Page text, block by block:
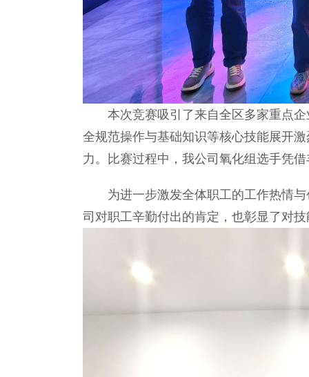
本次竞赛吸引了来自全区多家重点
全规范操作与基础知识等核心技能展开
力。比赛过程中，我公司氧化组选手凭
为进一步激发全体职工的工作热情
司对职工辛勤付出的肯定，也彰显了对